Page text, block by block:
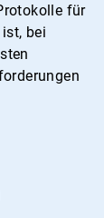
für
bei